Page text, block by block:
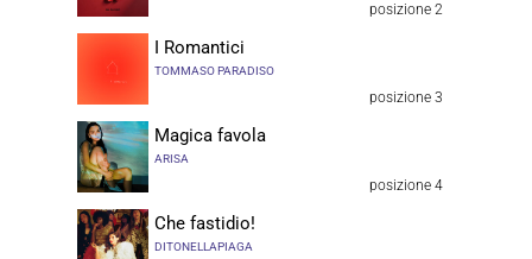
posizione 2
I Romantici
TOMMASO PARADISO
posizione 3
Magica favola
ARISA
posizione 4
Che fastidio!
DITONELLAPIAGA